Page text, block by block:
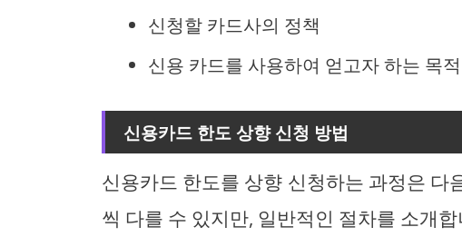
신청할 카드사의 정책
신용 카드를 사용하여 얻고자 하는 목적
신용카드 한도 상향 신청 방법
신용카드 한도를 상향 신청하는 과정은 다
씩 다를 수 있지만, 일반적인 절차를 소개합